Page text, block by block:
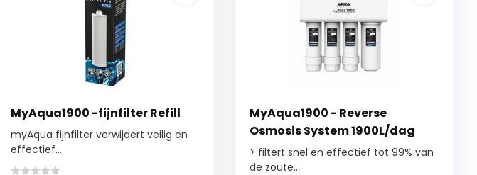
MyAqua1900 -fijnfilter Refill
myAqua fijnfilter verwijdert veilig en
effectief...
MyAqua1900 - Reverse
Osmosis System 1900L/dag
> filtert snel en effectief tot 99% van
de zoute...